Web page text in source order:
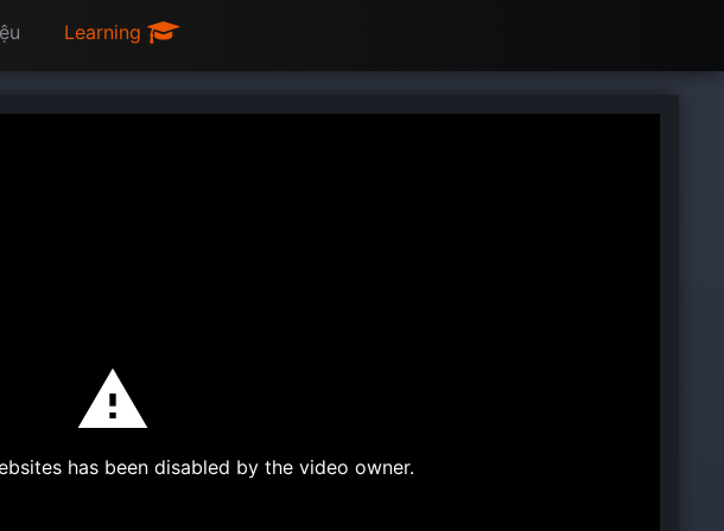
Learning
has been disabled by the video owner.